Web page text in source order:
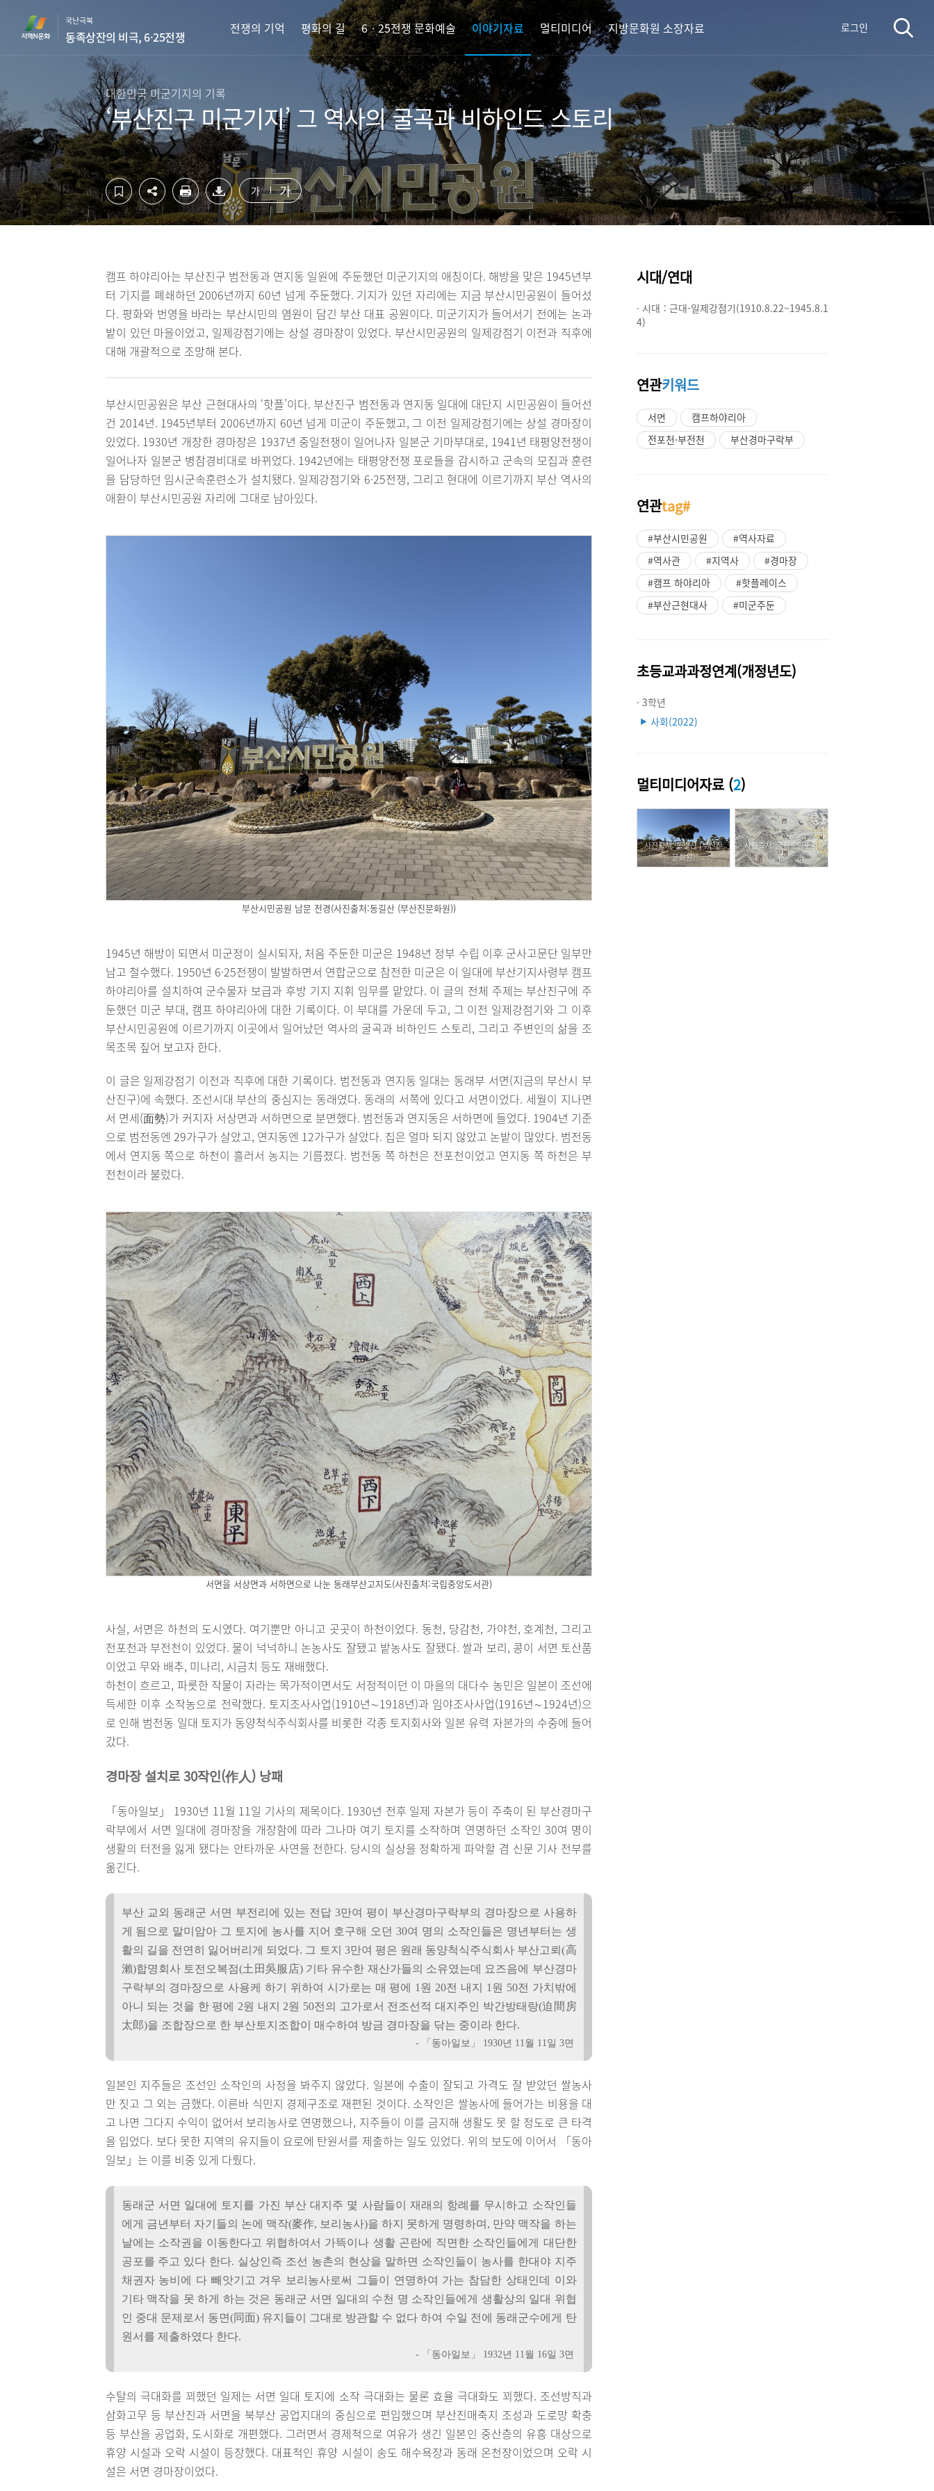
바
로
가
기
로
가
기
국난극복
동족상잔의 비극, 6·25전쟁
전쟁의 기억 평화의 길 6ㆍ25전쟁 문화예술 이야기자료 멀티미디어 지방문화원 소장자료 로그인
대한민국 미군기지의 기록
‘부산진구 미군기지’ 그 역사의 굴곡과 비하인드 스토리
가 가
캠프 하야리아는 부산진구 범전동과 연지동 일원에 주둔했던 미군기지의 애칭이다. 해방을 맞은 1945년부
터 기지를 폐쇄하던 2006년까지 60년 넘게 주둔했다. 기지가 있던 자리에는 지금 부산시민공원이 들어섰
다. 평화와 번영을 바라는 부산시민의 염원이 담긴 부산 대표 공원이다. 미군기지가 들어서기 전에는 논과
밭이 있던 마을이었고, 일제강점기에는 상설 경마장이 있었다. 부산시민공원의 일제강점기 이전과 직후에
대해 개괄적으로 조망해 본다.
부산시민공원은 부산 근현대사의 ‘핫플’이다. 부산진구 범전동과 연지동 일대에 대단지 시민공원이 들어선
건 2014년. 1945년부터 2006년까지 60년 넘게 미군이 주둔했고, 그 이전 일제강점기에는 상설 경마장이
있었다. 1930년 개장한 경마장은 1937년 중일전쟁이 일어나자 일본군 기마부대로, 1941년 태평양전쟁이
일어나자 일본군 병참경비대로 바뀌었다. 1942년에는 태평양전쟁 포로들을 감시하고 군속의 모집과 훈련
을 담당하던 임시군속훈련소가 설치됐다. 일제강점기와 6·25전쟁, 그리고 현대에 이르기까지 부산 역사의
애환이 부산시민공원 자리에 그대로 남아있다.
부산시민공원 남문 전경(사진출처:동길산 (부산진문화원))
1945년 해방이 되면서 미군정이 실시되자, 처음 주둔한 미군은 1948년 정부 수립 이후 군사고문단 일부만
남고 철수했다. 1950년 6·25전쟁이 발발하면서 연합군으로 참전한 미군은 이 일대에 부산기지사령부 캠프
하야리아를 설치하여 군수물자 보급과 후방 기지 지휘 임무를 맡았다. 이 글의 전체 주제는 부산진구에 주
둔했던 미군 부대, 캠프 하야리아에 대한 기록이다. 이 부대를 가운데 두고, 그 이전 일제강점기와 그 이후
부산시민공원에 이르기까지 이곳에서 일어났던 역사의 굴곡과 비하인드 스토리, 그리고 주변인의 삶을 조
목조목 짚어 보고자 한다.
이 글은 일제강점기 이전과 직후에 대한 기록이다. 범전동과 연지동 일대는 동래부 서면(지금의 부산시 부
산진구)에 속했다. 조선시대 부산의 중심지는 동래였다. 동래의 서쪽에 있다고 서면이었다. 세월이 지나면
서 면세(面勢)가 커지자 서상면과 서하면으로 분면했다. 범전동과 연지동은 서하면에 들었다. 1904년 기준
으로 범전동엔 29가구가 살았고, 연지동엔 12가구가 살았다. 집은 얼마 되지 않았고 논밭이 많았다. 범전동
에서 연지동 쪽으로 하천이 흘러서 농지는 기름졌다. 범전동 쪽 하천은 전포천이었고 연지동 쪽 하천은 부
전천이라 불렀다.
서면을 서상면과 서하면으로 나눈 동래부산고지도(사진출처:국립중앙도서관)
사실, 서면은 하천의 도시였다. 여기뿐만 아니고 곳곳이 하천이었다. 동천, 당감천, 가야천, 호계천, 그리고
전포천과 부전천이 있었다. 물이 넉넉하니 논농사도 잘됐고 밭농사도 잘됐다. 쌀과 보리, 콩이 서면 토산품
이었고 무와 배추, 미나리, 시금치 등도 재배했다.
하천이 흐르고, 파릇한 작물이 자라는 목가적이면서도 서정적이던 이 마을의 대다수 농민은 일본이 조선에
득세한 이후 소작농으로 전락했다. 토지조사사업(1910년∼1918년)과 임야조사사업(1916년∼1924년)으
로 인해 범전동 일대 토지가 동양척식주식회사를 비롯한 각종 토지회사와 일본 유력 자본가의 수중에 들어
갔다.
경마장 설치로 30작인(作人) 낭패
「동아일보」 1930년 11월 11일 기사의 제목이다. 1930년 전후 일제 자본가 등이 주축이 된 부산경마구
락부에서 서면 일대에 경마장을 개장함에 따라 그나마 여기 토지를 소작하며 연명하던 소작인 30여 명이
생활의 터전을 잃게 됐다는 안타까운 사연을 전한다. 당시의 실상을 정확하게 파악할 겸 신문 기사 전부를
옮긴다.
부산 교외 동래군 서면 부전리에 있는 전답 3만여 평이 부산경마구락부의 경마장으로 사용하
게 됨으로 말미암아 그 토지에 농사를 지어 호구해 오던 30여 명의 소작인들은 명년부터는 생
활의 길을 전연히 잃어버리게 되었다. 그 토지 3만여 평은 원래 동양척식주식회사 부산고뢰(高
瀨)합명회사 토전오복점(土田吳服店) 기타 유수한 재산가들의 소유였는데 요즈음에 부산경마
구락부의 경마장으로 사용케 하기 위하여 시가로는 매 평에 1원 20전 내지 1원 50전 가치밖에
아니 되는 것을 한 평에 2원 내지 2원 50전의 고가로서 전조선적 대지주인 박간방태랑(迫間房
太郎)을 조합장으로 한 부산토지조합이 매수하여 방금 경마장을 닦는 중이라 한다.
- 「동아일보」 1930년 11월 11일 3면
일본인 지주들은 조선인 소작인의 사정을 봐주지 않았다. 일본에 수출이 잘되고 가격도 잘 받았던 쌀농사
만 짓고 그 외는 금했다. 이른바 식민지 경제구조로 재편된 것이다. 소작인은 쌀농사에 들어가는 비용을 대
고 나면 그다지 수익이 없어서 보리농사로 연명했으나, 지주들이 이를 금지해 생활도 못 할 정도로 큰 타격
을 입었다. 보다 못한 지역의 유지들이 요로에 탄원서를 제출하는 일도 있었다. 위의 보도에 이어서 「동아
일보」는 이를 비중 있게 다뤘다.
동래군 서면 일대에 토지를 가진 부산 대지주 몇 사람들이 재래의 항례를 무시하고 소작인들
에게 금년부터 자기들의 논에 맥작(麥作, 보리농사)을 하지 못하게 명령하며, 만약 맥작을 하는
날에는 소작권을 이동한다고 위협하여서 가뜩이나 생활 곤란에 직면한 소작인들에게 대단한
공포를 주고 있다 한다. 실상인즉 조선 농촌의 현상을 말하면 소작인들이 농사를 한대야 지주
채권자 농비에 다 빼앗기고 겨우 보리농사로써 그들이 연명하여 가는 참담한 상태인데 이와
기타 맥작을 못 하게 하는 것은 동래군 서면 일대의 수천 명 소작인들에게 생활상의 일대 위협
인 중대 문제로서 동면(同面) 유지들이 그대로 방관할 수 없다 하여 수일 전에 동래군수에게 탄
원서를 제출하였다 한다.
- 「동아일보」 1932년 11월 16일 3면
수탈의 극대화를 꾀했던 일제는 서면 일대 토지에 소작 극대화는 물론 효율 극대화도 꾀했다. 조선방직과
삼화고무 등 부산진과 서면을 북부산 공업지대의 중심으로 편입했으며 부산진매축지 조성과 도로망 확충
등 부산을 공업화, 도시화로 개편했다. 그러면서 경제적으로 여유가 생긴 일본인 중산층의 유흥 대상으로
휴양 시설과 오락 시설이 등장했다. 대표적인 휴양 시설이 송도 해수욕장과 동래 온천장이었으며 오락 시
설은 서면 경마장이었다.
시대/연대
· 시대 : 근대-일제강점기(1910.8.22~1945.8.1
4)
연관키워드
서면
캠프하야리아
전포천·부전천
부산경마구락부
연관tag#
#부산시민공원
#역사자료
#역사관
#지역사
#경마장
#캠프 하야리아
#핫플레이스
#부산근현대사
#미군주둔
초등교과과정연계(개정년도)
· 3학년
▶ 사회(2022)
멀티미디어자료 (2)
사진출처: 동길산 (부산진
문화원)
사진출처: 국립중앙도서
관